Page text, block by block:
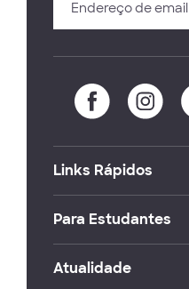
Links Rápidos
Para Estudantes
Atualidade